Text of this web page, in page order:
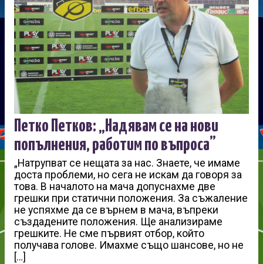
Петко Петков: „Надявам се на нови
попълнения, работим по въпроса”
„Натрупват се нещата за нас. Знаете, че имаме
доста проблеми, но сега не искам да говоря за
това. В началото на мача допуснахме две
грешки при статични положения. За съжаление
не успяхме да се върнем в мача, въпреки
създадените положения. Ще анализираме
грешките. Не сме първият отбор, който
получава голове. Имахме също шансове, но не
[…]